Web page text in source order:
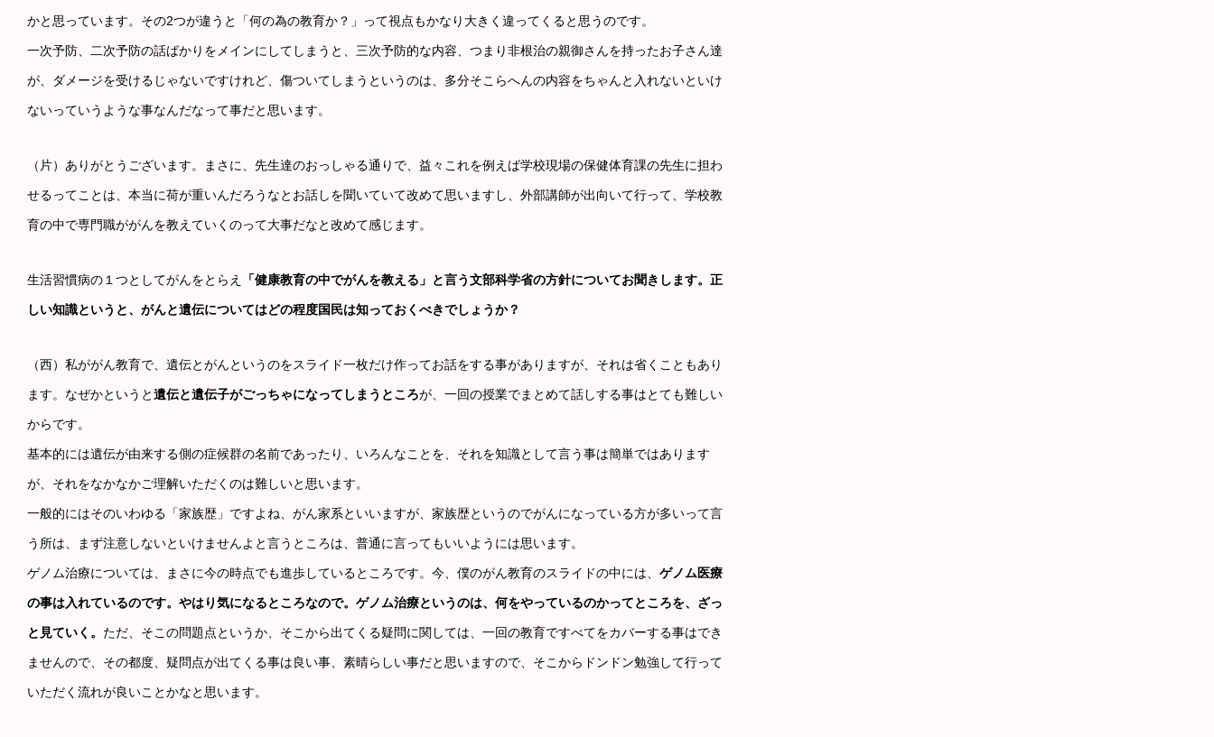
かと思っています。その2つが違うと「何の為の教育か？」って視点もかなり大きく違ってくると思うのです。
一次予防、二次予防の話ばかりをメインにしてしまうと、三次予防的な内容、つまり非根治の親御さんを持ったお子さん達
が、ダメージを受けるじゃないですけれど、傷ついてしまうというのは、多分そこらへんの内容をちゃんと入れないといけ
ないっていうような事なんだなって事だと思います。
（片）ありがとうございます。まさに、先生達のおっしゃる通りで、益々これを例えば学校現場の保健体育課の先生に担わ
せるってことは、本当に荷が重いんだろうなとお話しを聞いていて改めて思いますし、外部講師が出向いて行って、学校教
育の中で専門職ががんを教えていくのって大事だなと改めて感じます。
生活習慣病の１つとしてがんをとらえ 「健康教育の中でがんを教える」と言う文部科学省の方針についてお聞きします。正
しい知識というと、がんと遺伝についてはどの程度国民は知っておくべきでしょうか？
（西）私ががん教育で、遺伝とがんというのをスライド一枚だけ作ってお話をする事がありますが、それは省くこともあり
ます。なぜかというと遺伝と遺伝子がごっちゃになってしまうところが、一回の授業でまとめて話しする事はとても難しい
からです。
基本的には遺伝が由来する側の症候群の名前であったり、いろんなことを、それを知識として言う事は簡単ではあります
が、それをなかなかご理解いただくのは難しいと思います。
一般的にはそのいわゆる「家族歴」ですよね、がん家系といいますが、家族歴というのでがんになっている方が多いって言
う所は、まず注意しないといけませんよと言うところは、普通に言ってもいいようには思います。
ゲノム治療については、まさに今の時点でも進歩しているところです。今、僕のがん教育のスライドの中には、 ゲノム医療
の事は入れているのです。やはり気になるところなので。ゲノム治療というのは、何をやっているのかってところを、ざっ
と見ていく。 ただ、そこの問題点というか、そこから出てくる疑問に関しては、一回の教育ですべてをカバーする事はでき
ませんので、その都度、疑問点が出てくる事は良い事、素晴らしい事だと思いますので、そこからドンドン勉強して行って
いただく流れが良いことかなと思います。